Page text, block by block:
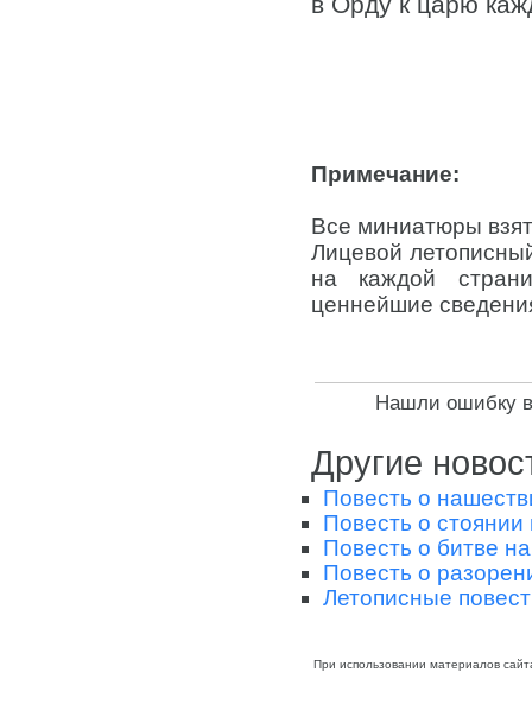
Примечание:
Все миниатюры
Лицевой
на каждой
ценнейшие
Нашли ошибку в
Другие
Повесть о
Повесть о стоянии
Повесть о битве
Повесть о
Летописные
При использовании материалов